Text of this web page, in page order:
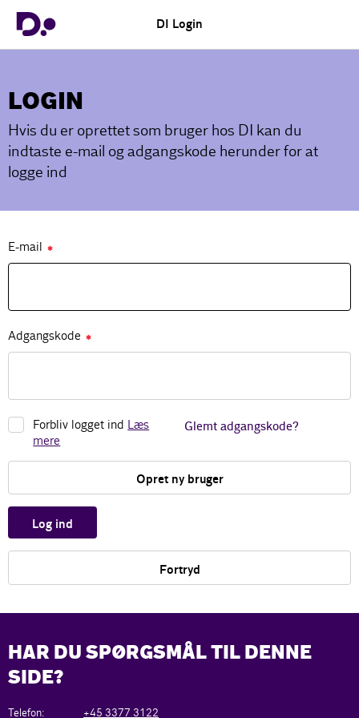
DI Login
LOGIN
Hvis du er oprettet som bruger hos DI kan du
indtaste e-mail og adgangskode herunder for at
logge ind
E-mail ✱
Adgangskode ✱
Forbliv logget ind Læs
mere
Glemt adgangskode?
Opret ny bruger
Log ind
Fortryd
HAR DU SPØRGSMÅL TIL DENNE
SIDE?
Telefon: +45 3377 3122